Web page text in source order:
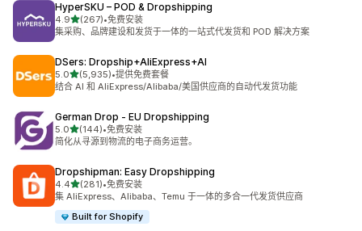
HyperSKU – POD & Dropshipping
4.9星（满分 5 星）
(267)
总共 267 条评论
•免费安装
集采购、品牌建设和发货于一体的一站式代发货和 POD 解决方案
DSers: Dropship+AliExpress+AI
5.0星（满分 5 星）
(5,935)
总共 5935 条评论
•提供免费套餐
结合 AI 和 AliExpress/Alibaba/美国供应商的自动代发货功能
German Drop ‑ EU Dropshipping
5.0星（满分 5 星）
(144)
总共 144 条评论
•免费安装
简化从寻源到物流的电子商务运营。
Dropshipman: Easy Dropshipping
4.4星（满分 5 星）
(281)
总共 281 条评论
•免费安装
集 AliExpress、Alibaba、Temu 于一体的多合一代发货供应商
Built for Shopify